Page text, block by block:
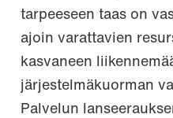
tarpeeseen taas on
ajoin varattavien
kasvaneen
järjestelmäkuorman
Palvelun